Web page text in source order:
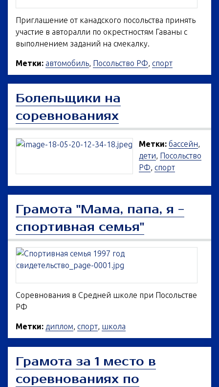
Приглашение от канадского посольства принять
участие в авторалли по окрестностям Гаваны с
выполнением заданий на смекалку.
Метки: автомобиль, Посольство РФ, спорт
Болельщики на
соревнованиях
Метки: бассейн,
дети, Посольство
РФ, спорт
Грамота "Мама, папа, я -
спортивная семья"
Соревнования в Средней школе при Посольстве
РФ
Метки: диплом, спорт, школа
Грамота за 1 место в
соревнованиях по